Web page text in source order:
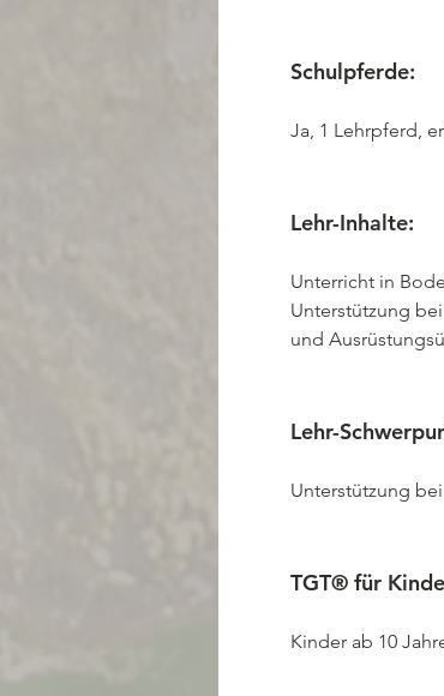
Schulpferde:
Ja, 1 Lehrpferd,
Lehr-Inhalte:
Unterricht in
Unterstützung
und
Lehr-
Unterstützung
TGT® für
Kinder ab 10